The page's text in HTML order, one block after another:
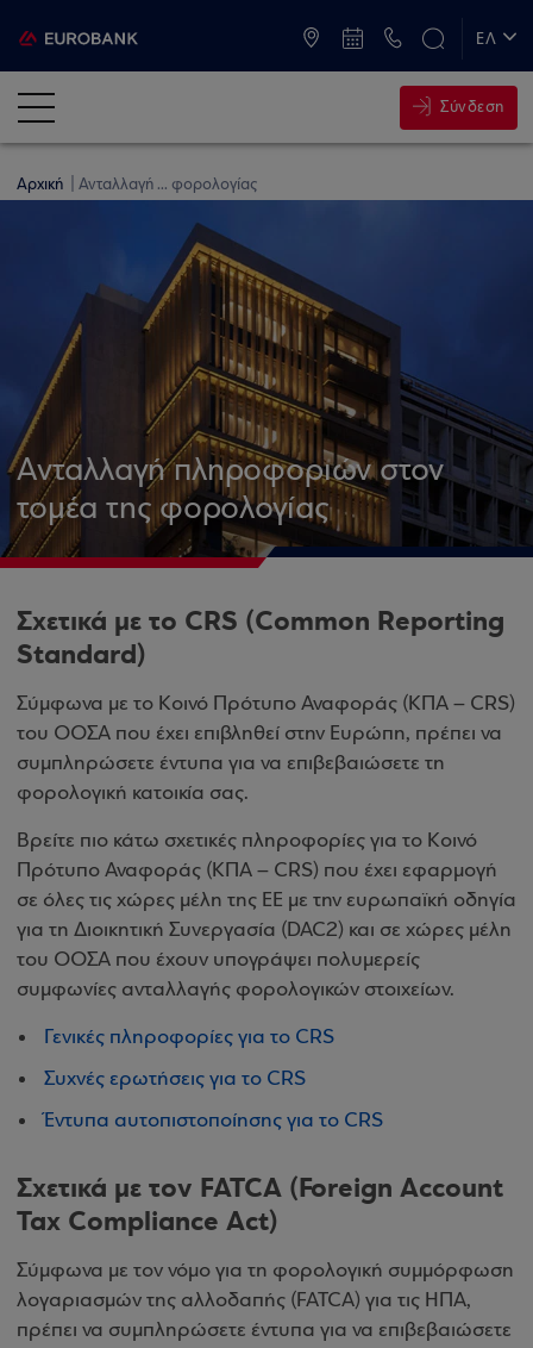
ΕΛ
Σύνδεση
Αρχική Ανταλλαγή ... φορολογίας
Ανταλλαγή πληροφοριών στον
τομέα της φορολογίας
Σχετικά με το CRS (Common Reporting
Standard)
Σύμφωνα με το Κοινό Πρότυπο Αναφοράς (ΚΠΑ – CRS)
του ΟΟΣΑ που έχει επιβληθεί στην Ευρώπη, πρέπει να
συμπληρώσετε έντυπα για να επιβεβαιώσετε τη
φορολογική κατοικία σας.
Βρείτε πιο κάτω σχετικές πληροφορίες για το Κοινό
Πρότυπο Αναφοράς (ΚΠΑ – CRS) που έχει εφαρμογή
σε όλες τις χώρες μέλη της ΕΕ με την ευρωπαϊκή οδηγία
για τη Διοικητική Συνεργασία (DAC2) και σε χώρες μέλη
του ΟΟΣΑ που έχουν υπογράψει πολυμερείς
συμφωνίες ανταλλαγής φορολογικών στοιχείων.
Γενικές πληροφορίες για το CRS
Συχνές ερωτήσεις για το CRS
Έντυπα αυτοπιστοποίησης για το CRS
Σχετικά με τον FATCA (Foreign Account
Tax Compliance Act)
Σύμφωνα με τον νόμο για τη φορολογική συμμόρφωση
λογαριασμών της αλλοδαπής (FATCA) για τις ΗΠΑ,
πρέπει να συμπληρώσετε έντυπα για να επιβεβαιώσετε